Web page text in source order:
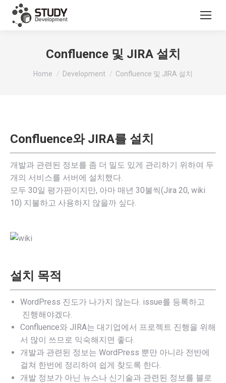
Confluence 및 JIRA 설치
You are here:
Home Development Confluence 및 JIRA 설치
Confluence와 JIRA를 설치
개발과 관련된 정보를 좀 더 밀도 있게 관리하기 위하여 두
개의 서비스를 서버에 설치했다.
모두 30일 평가판이지만, 아마 매년 30불씩(Jira 20, wiki
10) 지불하고 사용하지 않을까 싶다.
설치 목적
WordPress 진도가 나가지 않는다. issue를 등록하고
진행해야겠다.
Confluence와 JIRA는 대기업에서 프로젝트 진행을 위해
서 많이 쓰므로 익숙해지면 좋다.
개발과 관련된 정보는 WordPress 뿐만 아니라 전반에
걸쳐 한번에 정리하여 쉽게 찾도록 한다.
개발 정보가 아닌 뉴스나 신기술과 관련된 정보를 블로